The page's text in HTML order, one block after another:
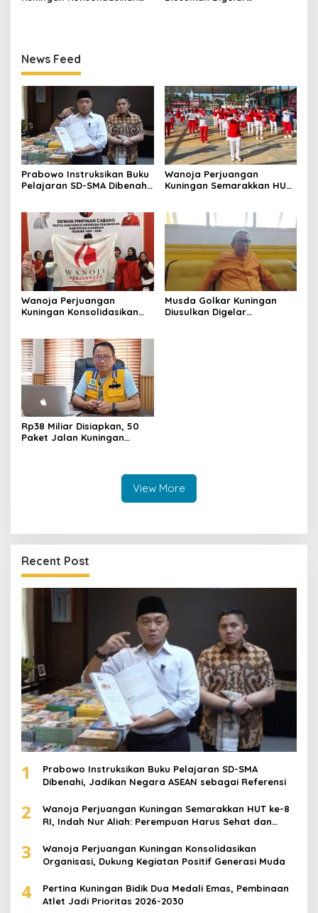
News Feed
Prabowo Instruksikan Buku
Pelajaran SD-SMA Dibenahi,
Wanoja Perjuangan
Kuningan Semarakkan HUT
dan Berdaya
Wanoja Perjuangan
Kuningan Konsolidasikan
Muda
Musda Golkar Kuningan
Diusulkan Digelar
Rp38 Miliar Disiapkan, 50
Paket Jalan Kuningan
View More
Recent Post
1
Prabowo Instruksikan Buku Pelajaran SD-SMA
Dibenahi, Jadikan Negara ASEAN sebagai Referensi
2
Wanoja Perjuangan Kuningan Semarakkan HUT ke-8
RI, Indah Nur Aliah: Perempuan Harus Sehat dan
3
Wanoja Perjuangan Kuningan Konsolidasikan
Organisasi, Dukung Kegiatan Positif Generasi Muda
4
Pertina Kuningan Bidik Dua Medali Emas, Pembinaan
Atlet Jadi Prioritas 2026-2030